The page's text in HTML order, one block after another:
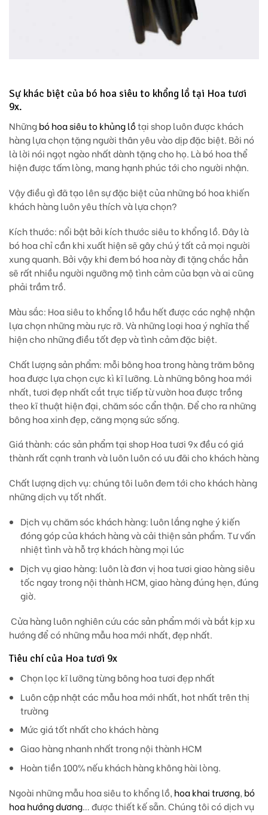
Sự khác biệt của bó hoa siêu to khổng lồ tại Hoa tươi
9x.
Nhữngbó hoa siêu to khủng lồtại shop luôn được khách
hàng lựa chọn tặng người thân yêu vào dịp đặc biệt. Bởi nó
là lời nói ngọt ngào nhất dành tặng cho họ. Là bó hoa thể
hiện được tấm lòng, mang hạnh phúc tới cho người nhận.
Vậy điều gì đã tạo lên sự đặc biệt của những bó hoa khiến
khách hàng luôn yêu thích và lựa chọn?
Kích thước: nổi bật bởi kích thước siêu to khổng lồ. Đây là
bó hoa chỉ cần khi xuất hiện sẽ gây chú ý tất cả mọi người
xung quanh. Bởi vậy khi đem bó hoa này đi tặng chắc hẳn
sẽ rất nhiều người ngưỡng mộ tình cảm của bạn và ai cũng
phải trầm trồ.
Màu sắc: Hoa siêu to khổng lồ hầu hết được các nghệ nhận
lựa chọn những màu rực rỡ. Và những loại hoa ý nghĩa thể
hiện cho những điều tốt đẹp và tình cảm đặc biệt.
Chất lượng sản phẩm: mỗi bông hoa trong hàng trăm bông
hoa được lựa chọn cực kì kĩ lưỡng. Là những bông hoa mới
nhất, tươi đẹp nhất cắt trực tiếp từ vườn hoa được trồng
theo kĩ thuật hiện đại, chăm sóc cẩn thận. Để cho ra những
bông hoa xinh đẹp, căng mọng sức sống.
Giá thành:các sản phẩm tại shop Hoa tươi 9x đều có giá
thành rất cạnh tranh và luôn luôn có ưu đãi cho khách hàng
Chất lượng dịch vụ:chúng tôi luôn đem tới cho khách hàng
những dịch vụ tốt nhất.
Dịch vụ chăm sóc khách hàng: luôn lắng nghe ý kiến
đóng góp của khách hàng và cải thiện sản phẩm. Tư vấn
nhiệt tình và hỗ trợ khách hàng mọi lúc
Dịch vụ giao hàng: luôn là đơn vị hoa tươi giao hàng siêu
tốc ngay trong nội thành HCM, giao hàng đúng hẹn, đúng
giờ.
Cửa hàng luôn nghiên cứu các sản phẩm mới và bắt kịp xu
hướng để có những mẫu hoa mới nhất, đẹp nhất.
Tiêu chí của Hoa tươi 9x
Chọn lọc kĩ lưỡng từng bông hoa tươi đẹp nhất
Luôn cập nhật các mẫu hoa mới nhất, hot nhất trên thị
trường
Mức giá tốt nhất cho khách hàng
Giao hàng nhanh nhất trong nội thành HCM
Hoàn tiền 100% nếu khách hàng không hài lòng.
Ngoài những mẫu hoa siêu to khổng lồ, hoa khai trương, bó
hoa hướng dương… được thiết kế sẵn. Chúng tôi có dịch vụ